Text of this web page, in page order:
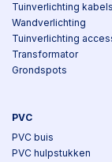
Tuinverlichting kabels
Wandverlichting
Tuinverlichting
Transformator
Grondspots
PVC
PVC buis
PVC hulpstukken